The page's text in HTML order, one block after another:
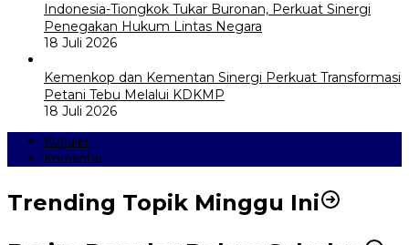
Indonesia-Tiongkok Tukar Buronan, Perkuat Sinergi
Penegakan Hukum Lintas Negara
18 Juli 2026
Kemenkop dan Kementan Sinergi Perkuat Transformasi
Petani Tebu Melalui KDKMP
18 Juli 2026
Populer
Komentar
Trending Topik Minggu Ini